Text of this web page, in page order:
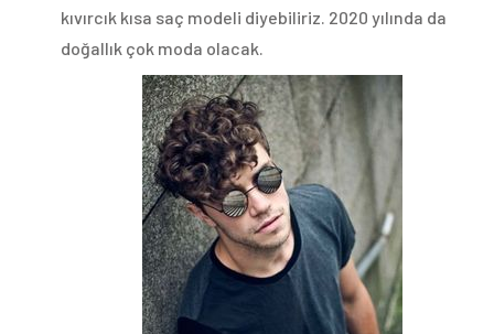
kıvırcık kısa saç modeli diyebiliriz. 2020 yılında da
doğallık çok moda olacak.